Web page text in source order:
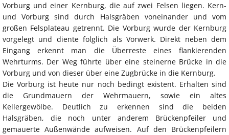
Vorburg und einer Kernburg, die auf zwei Felsen liegen. Kern-
und Vorburg sind durch Halsgräben voneinander und vom
großen Felsplateau getrennt. Die Vorburg wurde der Kernburg
vorgelegt und diente folglich als Vorwerk. Direkt neben dem
Eingang erkennt man die Überreste eines flankierenden
Wehrturms. Der Weg führte über eine steinerne Brücke in die
Vorburg und von dieser über eine Zugbrücke in die Kernburg.
Die Vorburg ist heute nur noch bedingt existent. Erhalten sind
die Grundmauern der Wehrmauern, sowie ein altes
Kellergewölbe. Deutlich zu erkennen sind die beiden
Halsgräben, die noch unter anderem Brückenpfeiler und
gemauerte Außenwände aufweisen. Auf den Brückenpfeilern